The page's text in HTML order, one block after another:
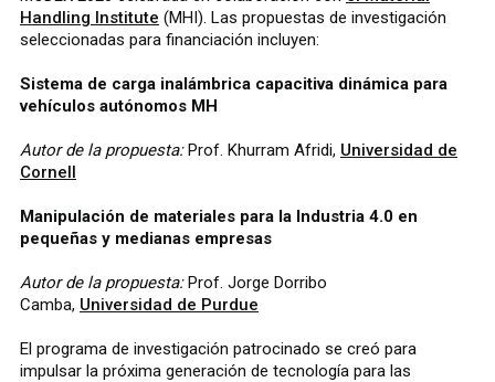
Handling Institute (MHI). Las propuestas de investigación
seleccionadas para financiación incluyen:
Sistema de carga inalámbrica capacitiva dinámica para
vehículos autónomos MH
Autor de la propuesta:Prof. Khurram Afridi, Universidad de
Cornell
Manipulación de materiales para la Industria 4.0 en
pequeñas y medianas empresas
Autor de la propuesta:Prof. Jorge Dorribo
Camba, Universidad de Purdue
El programa de investigación patrocinado se creó para
impulsar la próxima generación de tecnología para las